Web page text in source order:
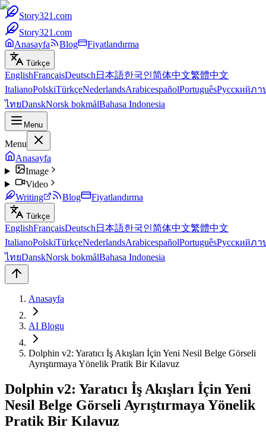
Story321.com
Story321.com
Anasayfa
Blog Fiyatlandırma
Türkçe
EnglishFrançaisDeutsch 日本語한국인简体中文繁體中文
ItalianoPolskiTürkçeNederlandsArabicespañolPortuguêsРусскийภา
ไทยDanskNorsk bokmålBahasa Indonesia
Menu
Menu
Anasayfa
Image
Video
Writing
Blog Fiyatlandırma
Türkçe
EnglishFrançaisDeutsch 日本語한국인简体中文繁體中文
ItalianoPolskiTürkçeNederlandsArabicespañolPortuguêsРусскийภา
ไทยDanskNorsk bokmålBahasa Indonesia
Anasayfa
AI Blogu
Dolphin v2: Yaratıcı İş Akışları İçin Yeni Nesil Belge Görseli
Ayrıştırmaya Yönelik Pratik Bir Kılavuz
Dolphin v2: Yaratıcı İş Akışları İçin Yeni
Nesil Belge Görseli Ayrıştırmaya Yönelik
Pratik Bir Kılavuz